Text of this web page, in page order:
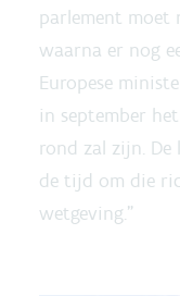
parlement moet
waarna er nog
Europese
in september
rond zal zijn.
de tijd om die
wetgeving.”